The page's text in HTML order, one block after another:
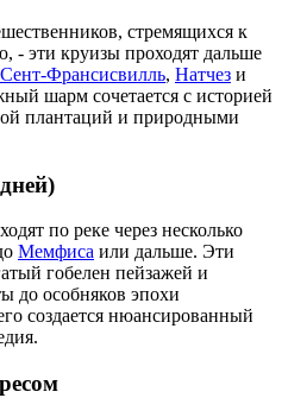
стремящихся к
- эти круизы проходят дальше
Сент-Франсисвилль, Натчез и
шарм сочетается с историей
плантаций и природными
по реке через несколько
Мемфиса или дальше. Эти
гобелен пейзажей и
до особняков эпохи
создается нюансированный